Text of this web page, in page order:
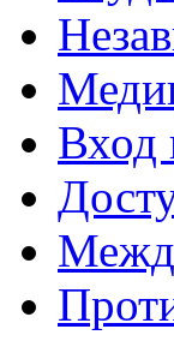
Вход